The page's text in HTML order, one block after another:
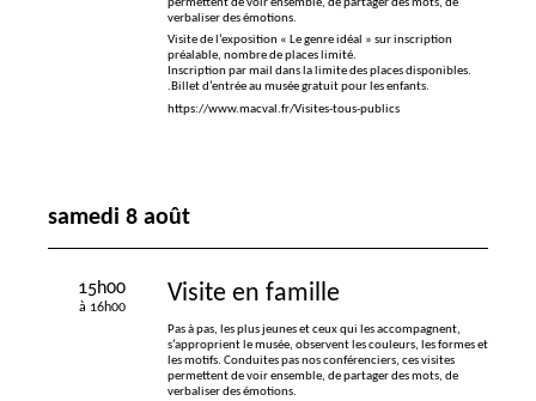
permettent de voir ensemble, de partager des mots, de
verbaliser des émotions.
Visite de l’exposition « Le genre idéal » sur inscription
préalable, nombre de places limité.
Inscription par mail dans la limite des places disponibles.
.Billet d’entrée au musée gratuit pour les enfants.
https://www.macval.fr/Visites-tous-publics
samedi 8 août
15h00
à 16h00
Visite en famille
Pas à pas, les plus jeunes et ceux qui les accompagnent,
s’approprient le musée, observent les couleurs, les formes et
les motifs. Conduites pas nos conférenciers, ces visites
permettent de voir ensemble, de partager des mots, de
verbaliser des émotions.